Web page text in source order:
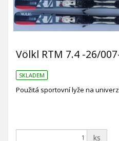
Völkl RTM 7.4 -26/
SKLADEM
Použitá sportovní lyže na
ks